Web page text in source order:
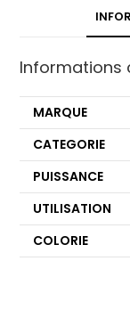
Informations
MARQUE
CATEGORIE
PUISSANCE
UTILISATION
COLORIE